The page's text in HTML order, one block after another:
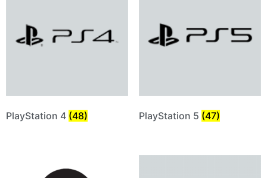
PlayStation 4 (48) PlayStation 5 (47)